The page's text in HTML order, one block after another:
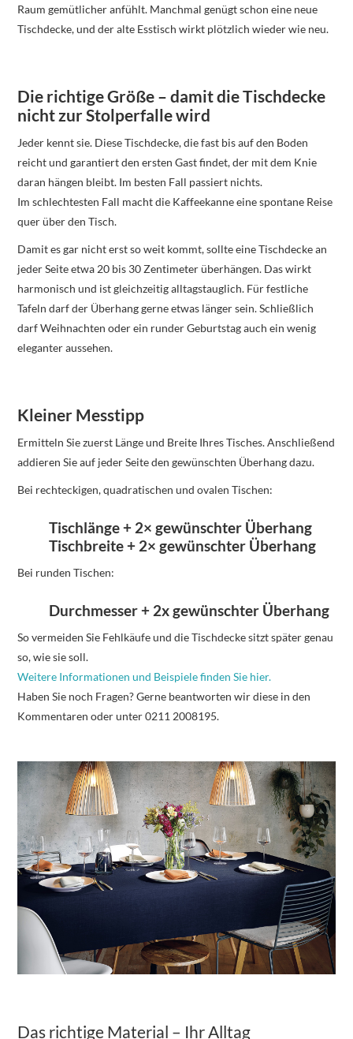
Raum gemütlicher anfühlt. Manchmal genügt schon eine neue
Tischdecke, und der alte Esstisch wirkt plötzlich wieder wie neu.
Die richtige Größe – damit die Tischdecke
nicht zur Stolperfalle wird
Jeder kennt sie. Diese Tischdecke, die fast bis auf den Boden
reicht und garantiert den ersten Gast findet, der mit dem Knie
daran hängen bleibt. Im besten Fall passiert nichts.
Im schlechtesten Fall macht die Kaffeekanne eine spontane Reise
quer über den Tisch.
Damit es gar nicht erst so weit kommt, sollte eine Tischdecke an
jeder Seite etwa 20 bis 30 Zentimeter überhängen. Das wirkt
harmonisch und ist gleichzeitig alltagstauglich. Für festliche
Tafeln darf der Überhang gerne etwas länger sein. Schließlich
darf Weihnachten oder ein runder Geburtstag auch ein wenig
eleganter aussehen.
Kleiner Messtipp
Ermitteln Sie zuerst Länge und Breite Ihres Tisches. Anschließend
addieren Sie auf jeder Seite den gewünschten Überhang dazu.
Bei rechteckigen, quadratischen und ovalen Tischen:
Tischlänge + 2× gewünschter Überhang
Tischbreite + 2× gewünschter Überhang
Bei runden Tischen:
Durchmesser + 2x gewünschter Überhang
So vermeiden Sie Fehlkäufe und die Tischdecke sitzt später genau
so, wie sie soll.
Weitere Informationen und Beispiele finden Sie hier.
Haben Sie noch Fragen? Gerne beantworten wir diese in den
Kommentaren oder unter 0211 2008195.
Das richtige Material – Ihr Alltag